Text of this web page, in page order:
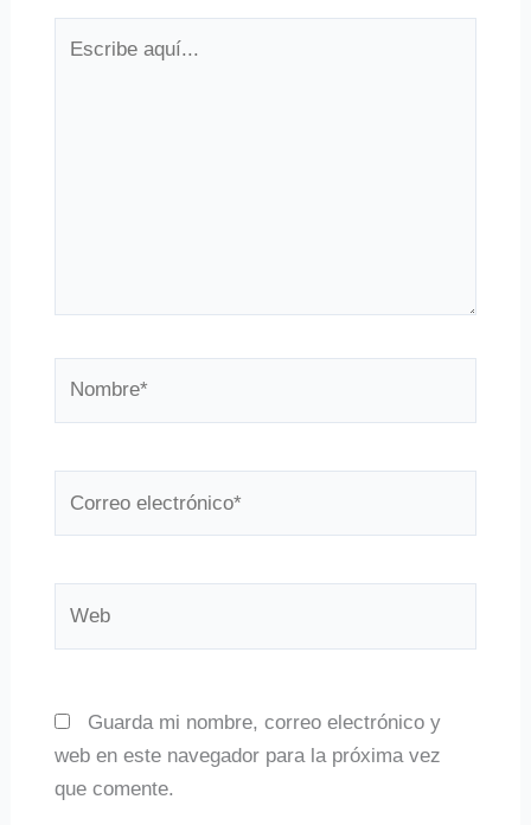
Guarda mi nombre, correo electrónico y
web en este navegador para la próxima vez
que comente.